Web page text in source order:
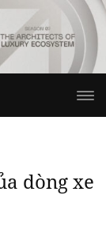
dòng xe